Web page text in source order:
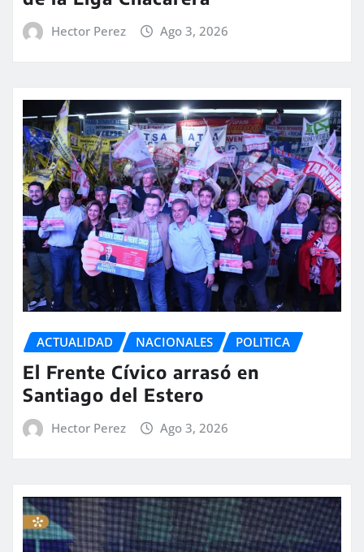
Hector Perez Ago 3, 2026
ACTUALIDAD NACIONALES POLITICA
El Frente Cívico arrasó en
Santiago del Estero
Hector Perez Ago 3, 2026